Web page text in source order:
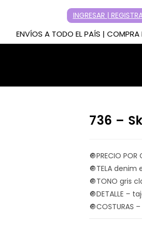
INGRESAR |
ENVÍOS A TODO EL PAÍS | COMPRA
736 –
🔘PRECIO POR
🔘TELA denim
🔘TONO gris
🔘DETALLE –
🔘COSTURAS